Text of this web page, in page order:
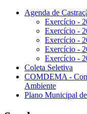
Agenda de
Exercício -
Exercício -
Exercício -
Exercício -
Exercício -
Coleta Seletiva
COMDEMA -
Ambiente
Plano Municipal